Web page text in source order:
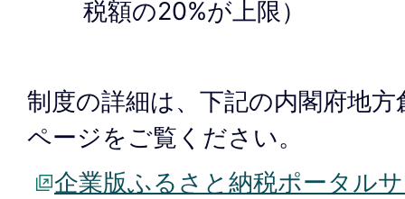
税額の20%が上限）
制度の詳細は、下記の内閣府地
ページをご覧ください。
企業版ふるさと納税ポータル